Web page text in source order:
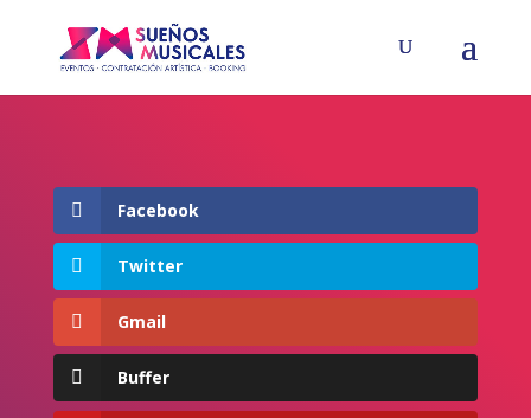
Facebook
Twitter
Gmail
Buffer